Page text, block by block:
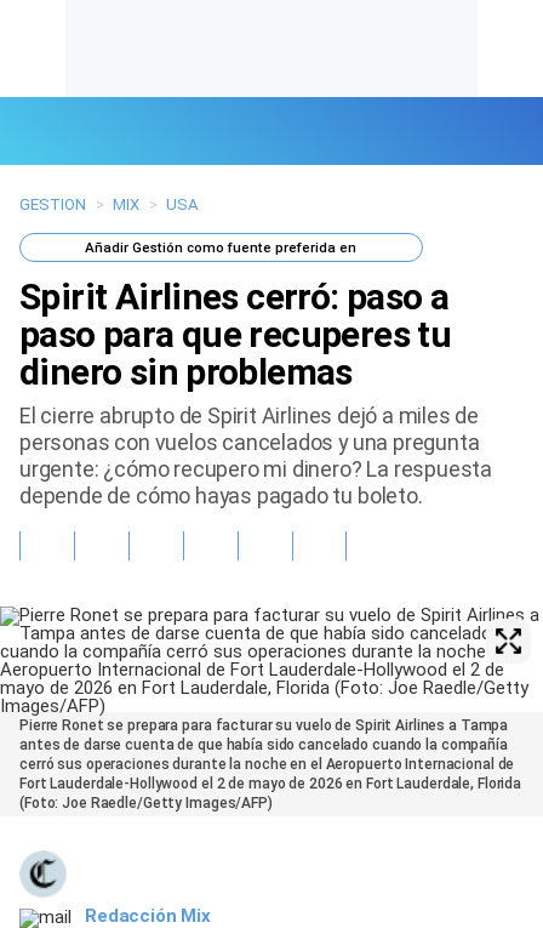
Últimas Noticias
Mi Bolsillo
Respuestas
Gente
Tendencias Mix
GESTION > MIX > USA
AñadirGestión como fuente preferida en
Spirit Airlines cerró: paso a
paso para que recuperes tu
dinero sin problemas
El cierre abrupto de Spirit Airlines dejó a miles de
personas con vuelos cancelados y una pregunta
urgente: ¿cómo recupero mi dinero? La respuesta
depende de cómo hayas pagado tu boleto.
Pierre Ronet se prepara para facturar su vuelo de Spirit Airlines a Tampa
antes de darse cuenta de que había sido cancelado cuando la compañía
cerró sus operaciones durante la noche en el Aeropuerto Internacional de
Fort Lauderdale-Hollywood el 2 de mayo de 2026 en Fort Lauderdale, Florida
(Foto: Joe Raedle/Getty Images/AFP)
Redacción Mix